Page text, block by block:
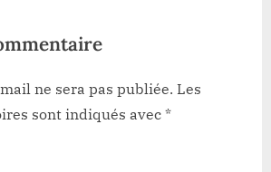
ne sera pas publiée. Les
sont indiqués avec *